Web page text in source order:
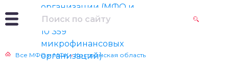
Все МФО и МФК » Костромская область